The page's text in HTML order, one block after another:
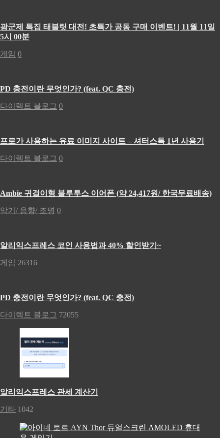
광군제 특집 태블릿 대전! 초특가 공동 구매 이벤트! | 11월 11일
5시 00분
게임 0
PD 충전이란 무엇인가? (feat. QC 충전)
다이렉트 블로그 0
프로가 사용하는 유료 이미지 사이트 – 셔터스톡 1년 사용기
다이렉트 블로그 0
Ambie 귀걸이형 블루투스 이어폰 (약 24,417원/ 한국무료배송)
악기/ 음향/ 조명 0
알리익스프레스 코인 사용법과 40% 할인받기~
게임 26316
PD 충전이란 무엇인가? (feat. QC 충전)
다이렉트 블로그 72055
알리익스프레스 관세 계산기
기타 1042